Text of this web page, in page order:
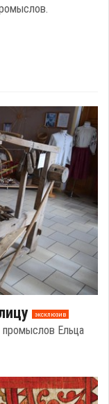
эксклюзив
Ельца